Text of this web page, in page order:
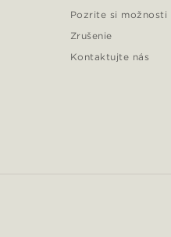
Pozrite si možnosti
Zrušenie
Kontaktujte nás